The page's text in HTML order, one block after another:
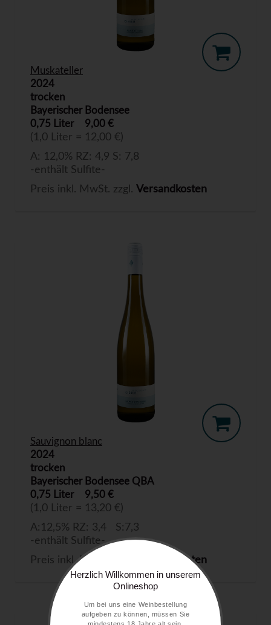
Muskateller
2024
trocken
Bayerischer Bodensee
0,75 Liter
9,00 €
(1,0 Liter = 12,00 €)
A: 12,0% RZ: 4,9 S: 7,8
-enthält Sulfite-
Preis inkl. MwSt. zzgl. Versandkosten
Sauvignon blanc
2024
trocken
Bayerischer Bodensee QBA
0,75 Liter
9,50 €
(1,0 Liter = 13,20 €)
A:12,5% RZ: 3,4 S:7,3
-enthält Sulfite-
Preis inkl. MwSt. zzgl.
Versandkosten
Herzlich Willkommen in unserem
Onlineshop
Um bei uns eine Weinbestellung
aufgeben zu können, müssen Sie